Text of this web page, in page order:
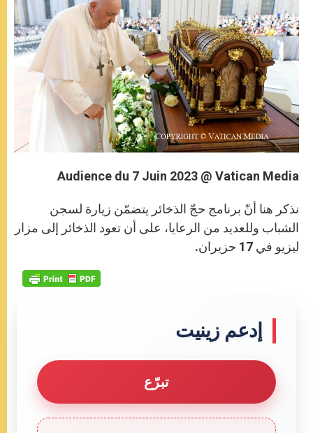
Audience du 7 Juin 2023 @ Vatican Media
نذكر هنا أنّ برنامج حجّ الذخائر يتضمّن زيارة لسجن
الشباب وللعديد من الرعايا، على أن تعود الذخائر إلى مزار
ليزيو في 17 حزيران.
إدعم زينيت
تبرّع